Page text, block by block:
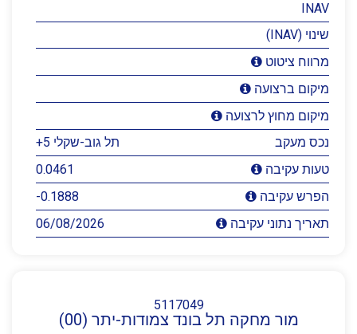
INAV
שינוי (INAV)
מרווח ציטוט
מיקום ברצועה
מיקום מחוץ לרצועה
נכס מעקב
תל גוב-שקלי 5+
טעות עקיבה
0.0461
הפרש עקיבה
-0.1888
תאריך נתוני עקיבה
06/08/2026
5117049
מור מחקה תל בונד צמודות-יתר (00)